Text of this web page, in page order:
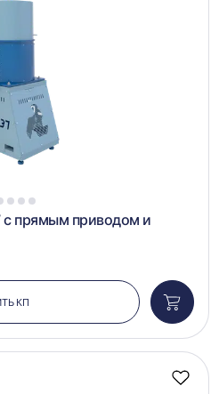
3 4 5
с прямым приводом и
КП
в